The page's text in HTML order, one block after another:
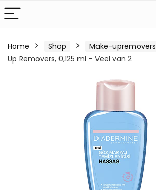
Home Shop Make-upremovers
Up Removers, 0,125 ml – Veel van 2